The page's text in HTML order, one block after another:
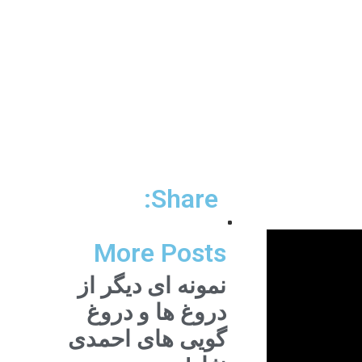
Share:
More Posts
نمونه ای دیگر از
دروغ ها و دروغ
گویی های احمدی